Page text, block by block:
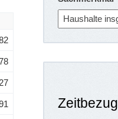
Zeitbezug